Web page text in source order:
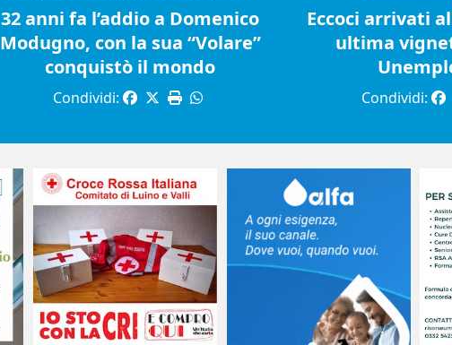
32 anni fa l’addio a Domenico
Modugno, con la sua “Volare”
conquistò il mondo
Condividi:
Eccoci arrivati
ultima
Condividi: